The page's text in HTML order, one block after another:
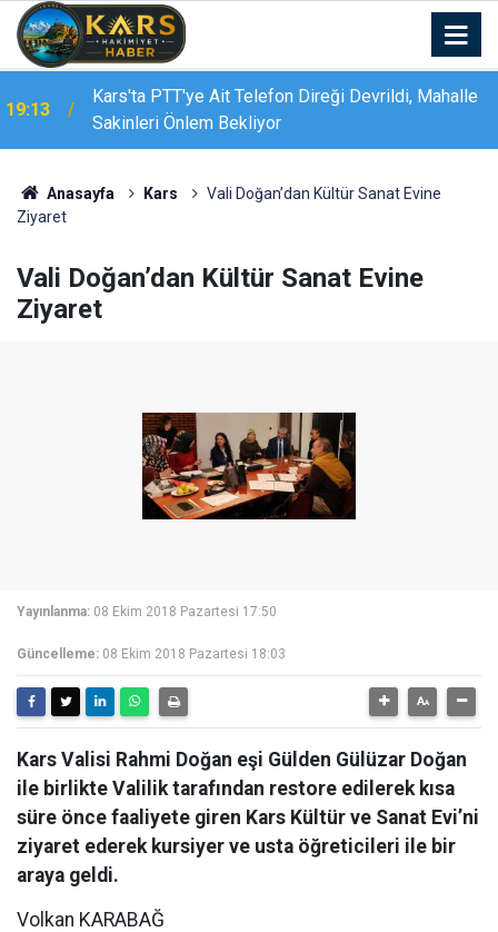
19:10 Aile ve Sosyal Hizmetler Bakanı Göktaş Van’da
Anasayfa Kars
Vali Doğan’dan Kültür Sanat Evine
Ziyaret
Vali Doğan’dan Kültür Sanat Evine
Ziyaret
Yayınlanma: 08 Ekim 2018 Pazartesi 17:50
Güncelleme: 08 Ekim 2018 Pazartesi 18:03
Kars Valisi Rahmi Doğan eşi Gülden Gülüzar Doğan
ile birlikte Valilik tarafından restore edilerek kısa
süre önce faaliyete giren Kars Kültür ve Sanat Evi’ni
ziyaret ederek kursiyer ve usta öğreticileri ile bir
araya geldi.
Volkan KARABAĞ